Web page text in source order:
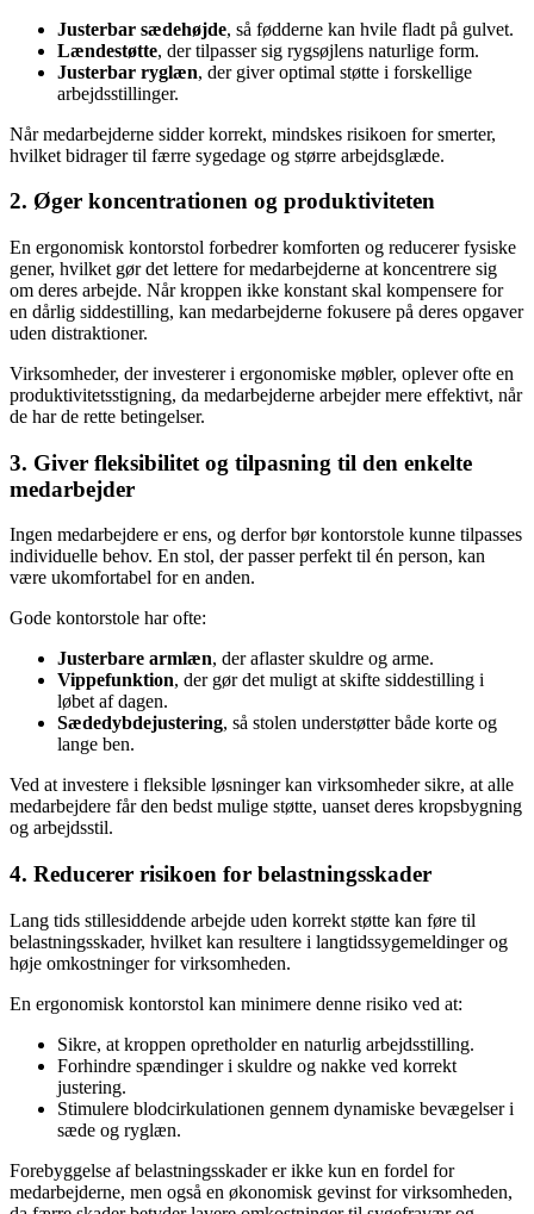
Justerbar sædehøjde, så fødderne kan hvile fladt på gulvet.
Lændestøtte, der tilpasser sig rygsøjlens naturlige form.
Justerbar ryglæn, der giver optimal støtte i forskellige
arbejdsstillinger.
Når medarbejderne sidder korrekt, mindskes risikoen for smerter,
hvilket bidrager til færre sygedage og større arbejdsglæde.
2. Øger koncentrationen og produktiviteten
En ergonomisk kontorstol forbedrer komforten og reducerer fysiske
gener, hvilket gør det lettere for medarbejderne at koncentrere sig
om deres arbejde. Når kroppen ikke konstant skal kompensere for
en dårlig siddestilling, kan medarbejderne fokusere på deres opgaver
uden distraktioner.
Virksomheder, der investerer i ergonomiske møbler, oplever ofte en
produktivitetsstigning, da medarbejderne arbejder mere effektivt, når
de har de rette betingelser.
3. Giver fleksibilitet og tilpasning til den enkelte
medarbejder
Ingen medarbejdere er ens, og derfor bør kontorstole kunne tilpasses
individuelle behov. En stol, der passer perfekt til én person, kan
være ukomfortabel for en anden.
Gode kontorstole har ofte:
Justerbare armlæn, der aflaster skuldre og arme.
Vippefunktion, der gør det muligt at skifte siddestilling i
løbet af dagen.
Sædedybdejustering, så stolen understøtter både korte og
lange ben.
Ved at investere i fleksible løsninger kan virksomheder sikre, at alle
medarbejdere får den bedst mulige støtte, uanset deres kropsbygning
og arbejdsstil.
4. Reducerer risikoen for belastningsskader
Lang tids stillesiddende arbejde uden korrekt støtte kan føre til
belastningsskader, hvilket kan resultere i langtidssygemeldinger og
høje omkostninger for virksomheden.
En ergonomisk kontorstol kan minimere denne risiko ved at:
Sikre, at kroppen opretholder en naturlig arbejdsstilling.
Forhindre spændinger i skuldre og nakke ved korrekt
justering.
Stimulere blodcirkulationen gennem dynamiske bevægelser i
sæde og ryglæn.
Forebyggelse af belastningsskader er ikke kun en fordel for
medarbejderne, men også en økonomisk gevinst for virksomheden,